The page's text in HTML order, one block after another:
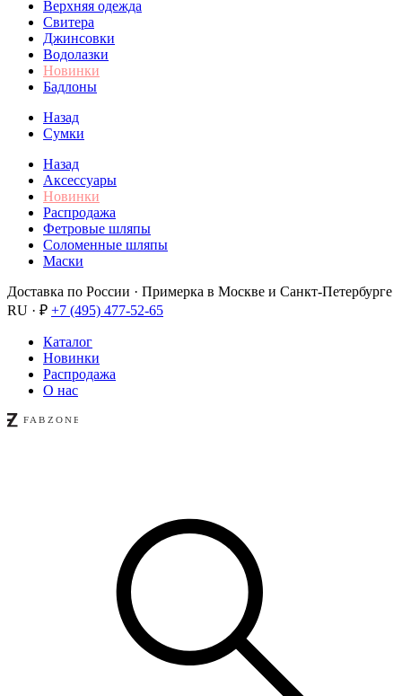
Верхняя одежда
Свитера
Джинсовки
Водолазки
Новинки
Бадлоны
Назад
Сумки
Назад
Аксессуары
Новинки
Распродажа
Фетровые шляпы
Соломенные шляпы
Маски
Доставка по России · Примерка в Москве и Санкт-Петербурге
RU · ₽ +7 (495) 477-52-65
Каталог
Новинки
Распродажа
О нас